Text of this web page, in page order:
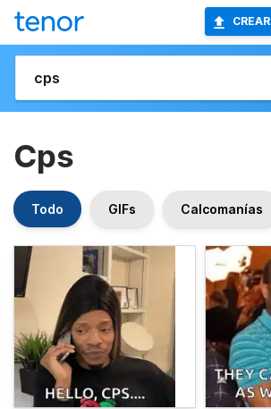
CREAR
Cps
Todo GIFs Calcomanías